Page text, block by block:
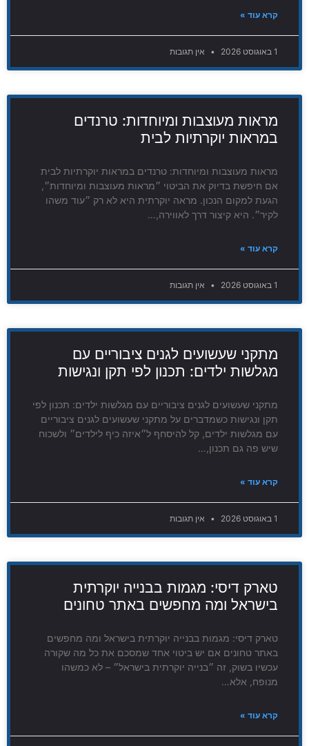
קרא עוד »
1 באוגוסט 2026 אין תגובות
מראות מעוצבות ומיוחדות: טרנדים
במראות יוקרתיות לבית
מראות מעוצבות ומיוחדות: טרנדים במראות יוקרתיות לבית
אם חיפשת בדיוק את הביטוי ״מראות מעוצבות ומיוחדות״,
הגעת למקום הנכון. מראה יוקרתית היא לא רק ״עוד משהו
לקיר״. היא קיצור דרך לאווירה,…
קרא עוד »
1 באוגוסט 2026 אין תגובות
מתקני שעשועים לגנים ציבוריים עם
מגלשות ילדים: תכנון לפי תקן ונגישות
מתקני שעשועים לגנים ציבוריים עם מגלשות ילדים: תכנון לפי
תקן ונגישות כשמדברים על מתקני שעשועים לגנים ציבוריים
עם מגלשות ילדים, קל להיסחף ל״איזה כיף לילדים״ ולשכוח
שיש פה גם תכנון,…
קרא עוד »
1 באוגוסט 2026 אין תגובות
טארק דיסי: מגמות בבנייה יוקרתית
בישראל ומה מחפשים באתר טחונים
טארק דיסי: מגמות בבנייה יוקרתית בישראל ומה מחפשים
באתר טחונים אם יש ביטוי אחד שמסכם את כל מה שקורה
עכשיו בשוק, זה ״בנייה יוקרתית בישראל״ – לא כמשהו
מנופח, אלא…
קרא עוד »